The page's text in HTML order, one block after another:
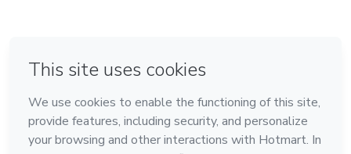
Feito com ❤ em Bogotá